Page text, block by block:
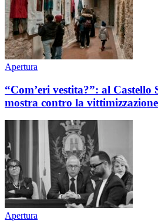
Apertura
“Com’eri vestita?”: al Castello
mostra contro la
Apertura